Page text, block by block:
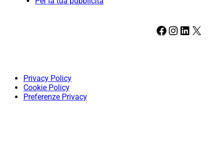
Facebook Instagram LinkedIn X
Privacy Policy
Cookie Policy
Preferenze Privacy